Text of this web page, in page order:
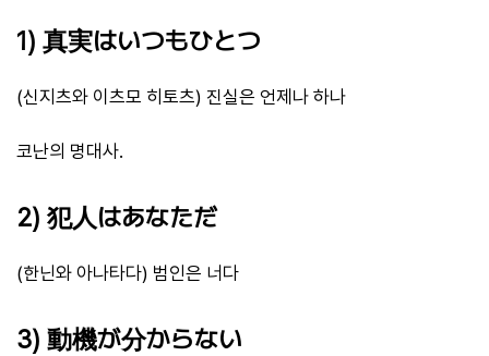
1) 真実はいつもひとつ
(신지츠와 이츠모 히토츠) 진실은 언제나 하나
코난의 명대사.
2) 犯人はあなただ
(한닌와 아나타다) 범인은 너다
3) 動機が分からない